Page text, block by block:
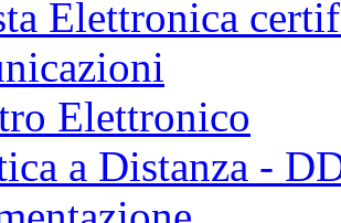
Elettronica
Elettronico
a Distanza -